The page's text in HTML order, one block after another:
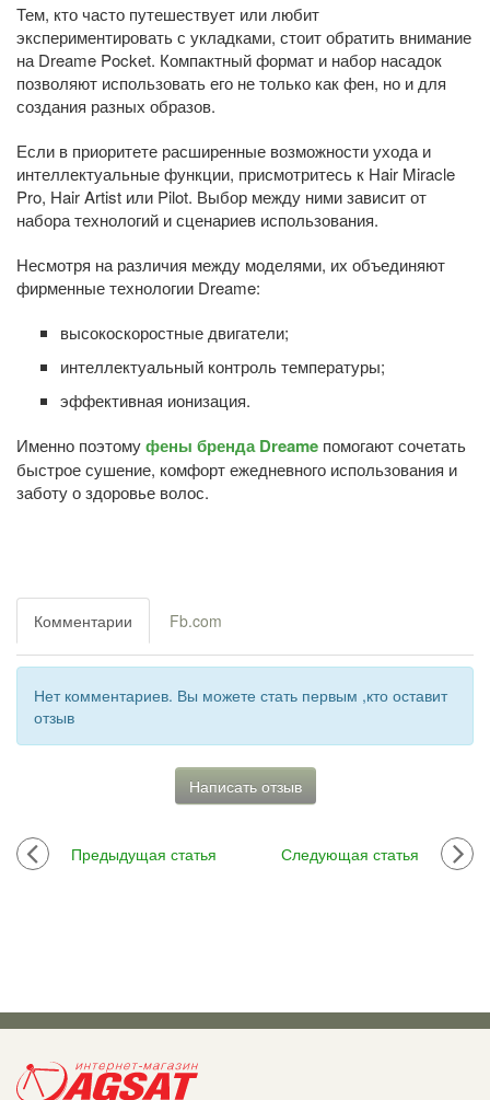
Тем, кто часто путешествует или любит
экспериментировать с укладками, стоит обратить внимание
на Dreame Pocket. Компактный формат и набор насадок
позволяют использовать его не только как фен, но и для
создания разных образов.
Если в приоритете расширенные возможности ухода и
интеллектуальные функции, присмотритесь к Hair Miracle
Pro, Hair Artist или Pilot. Выбор между ними зависит от
набора технологий и сценариев использования.
Несмотря на различия между моделями, их объединяют
фирменные технологии Dreame:
высокоскоростные двигатели;
интеллектуальный контроль температуры;
эффективная ионизация.
Именно поэтомуфены бренда Dreame помогают сочетать
быстрое сушение, комфорт ежедневного использования и
заботу о здоровье волос.
Комментарии Fb.com
Нет комментариев. Вы можете стать первым ,кто оставит
отзыв
Написать отзыв
Предыдущая статья Следующая статья